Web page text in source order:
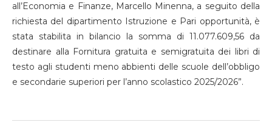
all’Economia e Finanze, Marcello Minenna, a seguito della
richiesta del dipartimento Istruzione e Pari opportunità, è
stata stabilita in bilancio la somma di 11.077.609,56 da
destinare alla Fornitura gratuita e semigratuita dei libri di
testo agli studenti meno abbienti delle scuole dell’obbligo
e secondarie superiori per l’anno scolastico 2025/2026”.